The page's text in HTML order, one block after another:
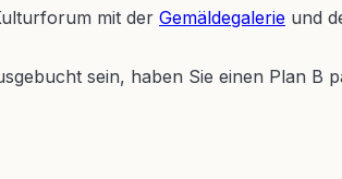
mit der Gemäldegalerie und
sein, haben Sie einen Plan B